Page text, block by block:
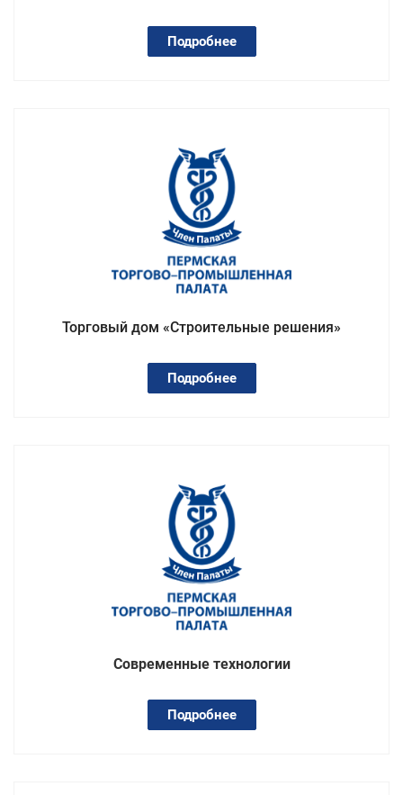
Подробнее
Торговый дом «Строительные решения»
Подробнее
Современные технологии
Подробнее